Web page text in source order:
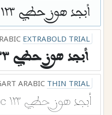
أبجد هوز حطي ١٢٣ Abc
EXTRABOLD TRIAL
أبجد هوز حطي ١٢٣ Abc
ARABIC THIN TRIAL
أبجد هوز حطي ١٢٣ Abc